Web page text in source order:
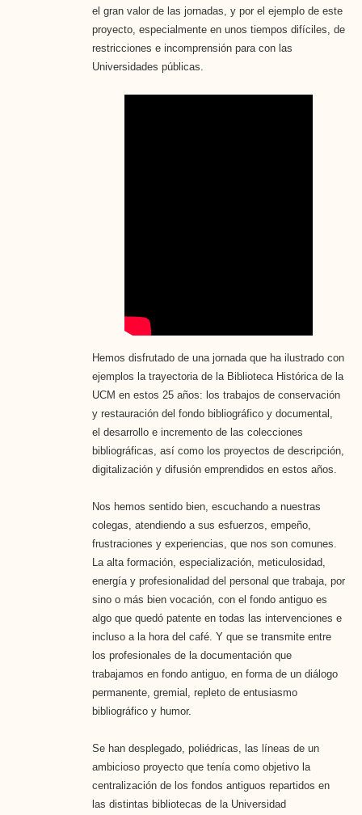
el gran valor de las jornadas, y por el ejemplo de este
proyecto, especialmente en unos tiempos difíciles, de
restricciones e incomprensión para con las
Universidades públicas.
Hemos disfrutado de una jornada que ha ilustrado con
ejemplos la trayectoria de la Biblioteca Histórica de la
UCM en estos 25 años: los trabajos de conservación
y restauración del fondo bibliográfico y documental,
el desarrollo e incremento de las colecciones
bibliográficas, así como los proyectos de descripción,
digitalización y difusión emprendidos en estos años.
Nos hemos sentido bien, escuchando a nuestras
colegas, atendiendo a sus esfuerzos, empeño,
frustraciones y experiencias, que nos son comunes.
La alta formación, especialización, meticulosidad,
energía y profesionalidad del personal que trabaja, por
sino o más bien vocación, con el fondo antiguo es
algo que quedó patente en todas las intervenciones e
incluso a la hora del café. Y que se transmite entre
los profesionales de la documentación que
trabajamos en fondo antiguo, en forma de un diálogo
permanente, gremial, repleto de entusiasmo
bibliográfico y humor.
Se han desplegado, poliédricas, las líneas de un
ambicioso proyecto que tenía como objetivo la
centralización de los fondos antiguos repartidos en
las distintas bibliotecas de la Universidad